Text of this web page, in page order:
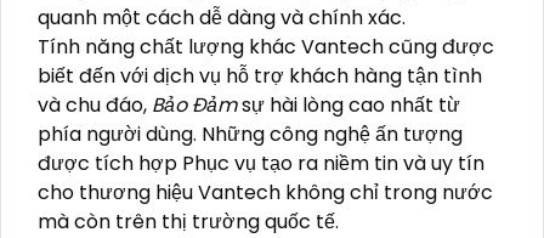
quanh một cách dễ dàng và chính xác.
Tính năng chất lượng khác Vantech cũng được
biết đến với dịch vụ hỗ trợ khách hàng tận tình
và chu đáo, Bảo Đảmsự hài lòng cao nhất từ
phía người dùng. Những công nghệ ấn tượng
được tích hợp Phục vụ tạo ra niềm tin và uy tín
cho thương hiệu Vantech không chỉ trong nước
mà còn trên thị trường quốc tế.